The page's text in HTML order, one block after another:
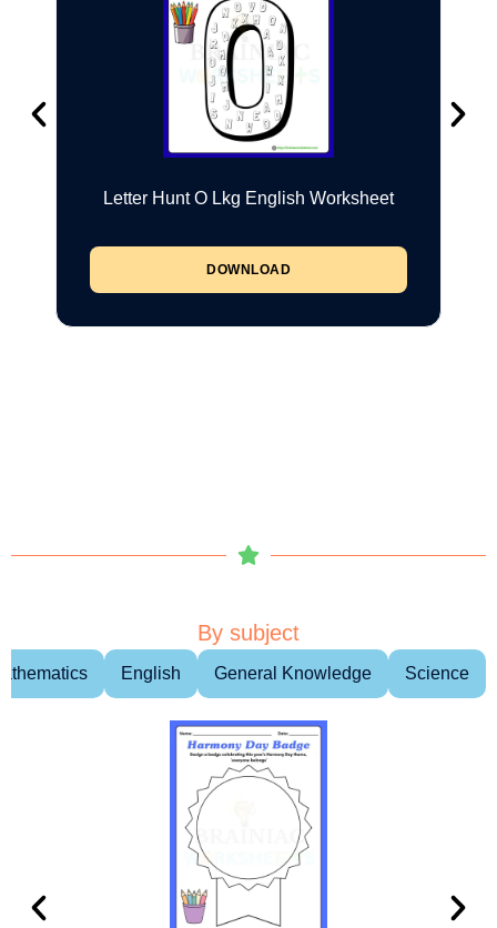
Letter Hunt O Lkg English Worksheet
DOWNLOAD
By subject
English General Knowledge Science